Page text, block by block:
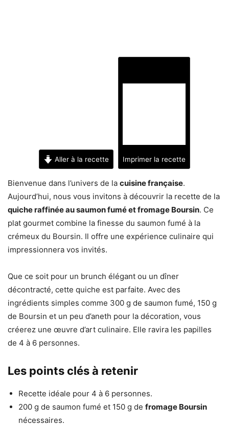
Aller à la recette Imprimer la recette
Bienvenue dans l’univers de la cuisine française.
Aujourd’hui, nous vous invitons à découvrir la recette de la
quiche raffinée au saumon fumé et fromage Boursin. Ce
plat gourmet combine la finesse du saumon fumé à la
crémeux du Boursin. Il offre une expérience culinaire qui
impressionnera vos invités.
Que ce soit pour un brunch élégant ou un dîner
décontracté, cette quiche est parfaite. Avec des
ingrédients simples comme 300 g de saumon fumé, 150 g
de Boursin et un peu d’aneth pour la décoration, vous
créerez une œuvre d’art culinaire. Elle ravira les papilles
de 4 à 6 personnes.
Les points clés à retenir
Recette idéale pour 4 à 6 personnes.
200 g de saumon fumé et 150 g de fromage Boursin
nécessaires.